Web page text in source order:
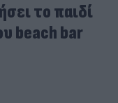
το παιδί
beach bar